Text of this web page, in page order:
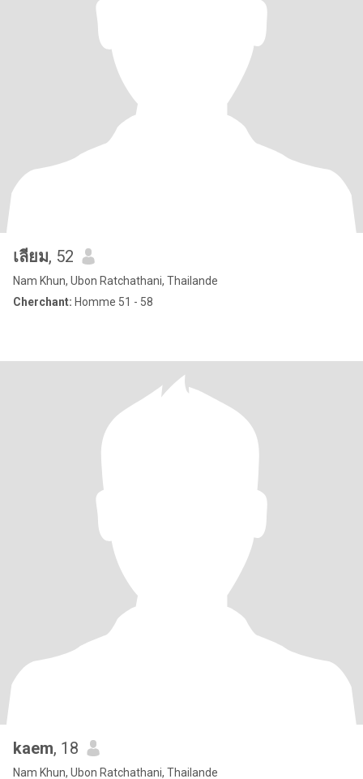
เลียม, 52
Nam Khun, Ubon Ratchathani, Thailande
Cherchant: Homme 51 - 58
kaem, 18
Nam Khun, Ubon Ratchathani, Thailande